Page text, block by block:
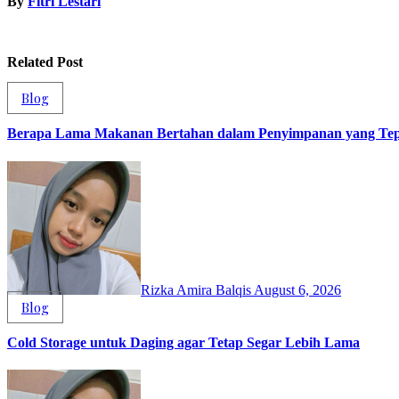
Related Post
Blog
Berapa Lama Makanan Bertahan dalam Penyimpanan yang
Rizka Amira Balqis August 6, 2026
Blog
Cold Storage untuk Daging agar Tetap Segar Lebih Lama